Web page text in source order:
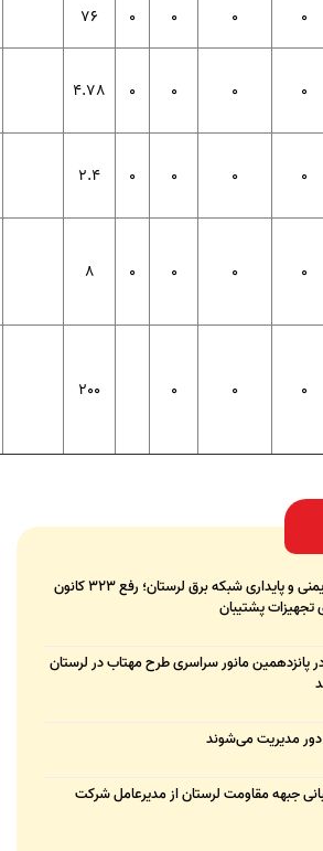
0
0
0
0
76
0
0
0
0
4.78
0
0
0
0
2.4
0
0
0
0
8
0
0
0
200
تحول بنیادین در حوزه ایمنی و پایداری شبکه برق لرستان؛ رفع ۳۲۳ کانون
در پانزدهمین مانور سراسری طرح مهتاب در لرستان
دور مدیریت می‌شوند
جبهه مقاومت لرستان از مدیرعامل شرکت